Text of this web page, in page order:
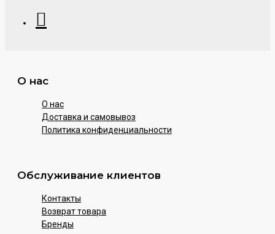
О нас
О нас
Доставка и самовывоз
Политика конфиденциальности
Обслуживание клиентов
Контакты
Возврат товара
Бренды